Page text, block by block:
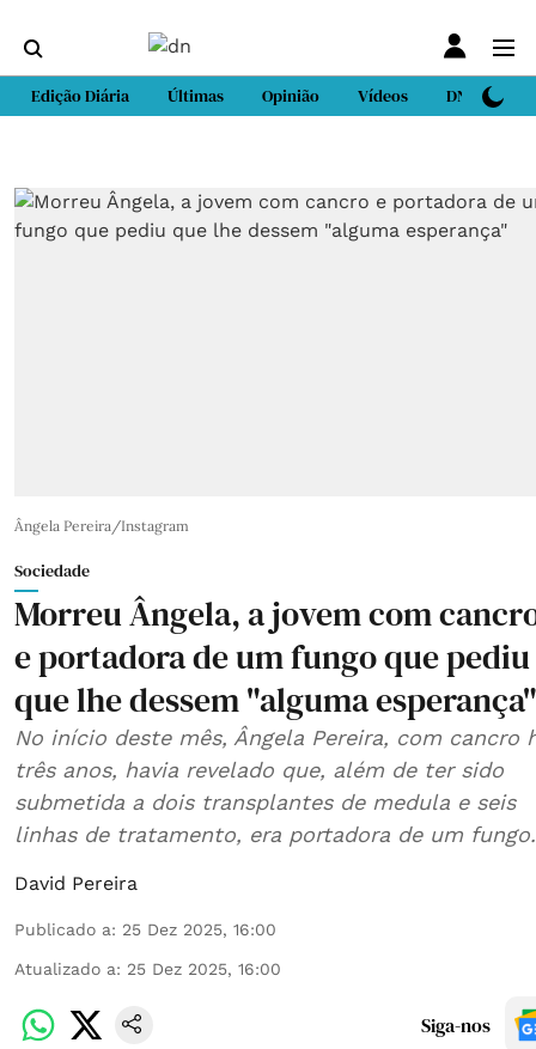
Edição Diária Últimas Opinião Vídeos DN Sport
Ângela Pereira/Instagram
Sociedade
Morreu Ângela, a jovem com
e portadora de um fungo que pediu
que lhe dessem "alguma esperança"
No início deste mês, Ângela Pereira, com cancro
três anos, havia revelado que, além de ter sido
submetida a dois transplantes de medula e seis
linhas de tratamento, era portadora de um fungo.
David Pereira
Publicado a: 25 Dez 2025, 16:00
Atualizado a: 25 Dez 2025, 16:00
Siga-nos